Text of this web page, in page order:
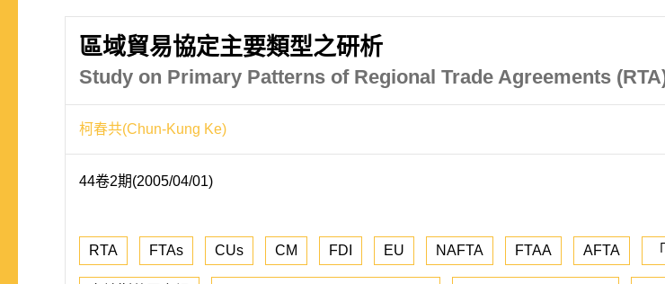
區域貿易協定主要類型之研析
Study on Primary Patterns of Regional Trade Agreements
柯春共(Chun-Kung Ke)
44卷2期(2005/04/01)
RTA FTAs CUs CM FDI EU NAFTA FTAA AFTA